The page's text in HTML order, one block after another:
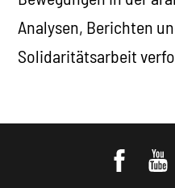
Analysen, Berichten
Solidaritätsarbeit